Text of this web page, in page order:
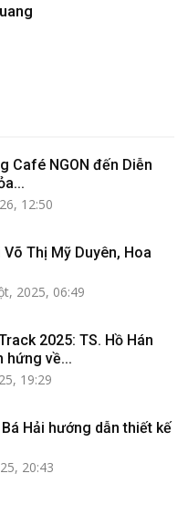
Café NGON đến Diễn
12:50
Thị Mỹ Duyên, Hoa
2025, 06:49
2025: TS. Hồ Hán
hứng về...
19:29
Hải hướng dẫn thiết kế
20:43